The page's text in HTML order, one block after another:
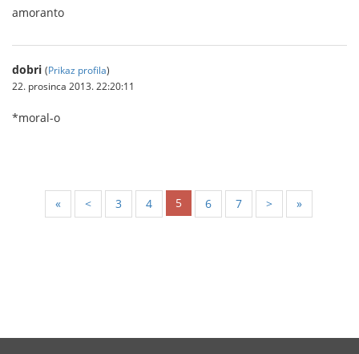
amoranto
dobri (Prikaz profila)
22. prosinca 2013. 22:20:11
*moral-o
« < 3 4 5 6 7 > »